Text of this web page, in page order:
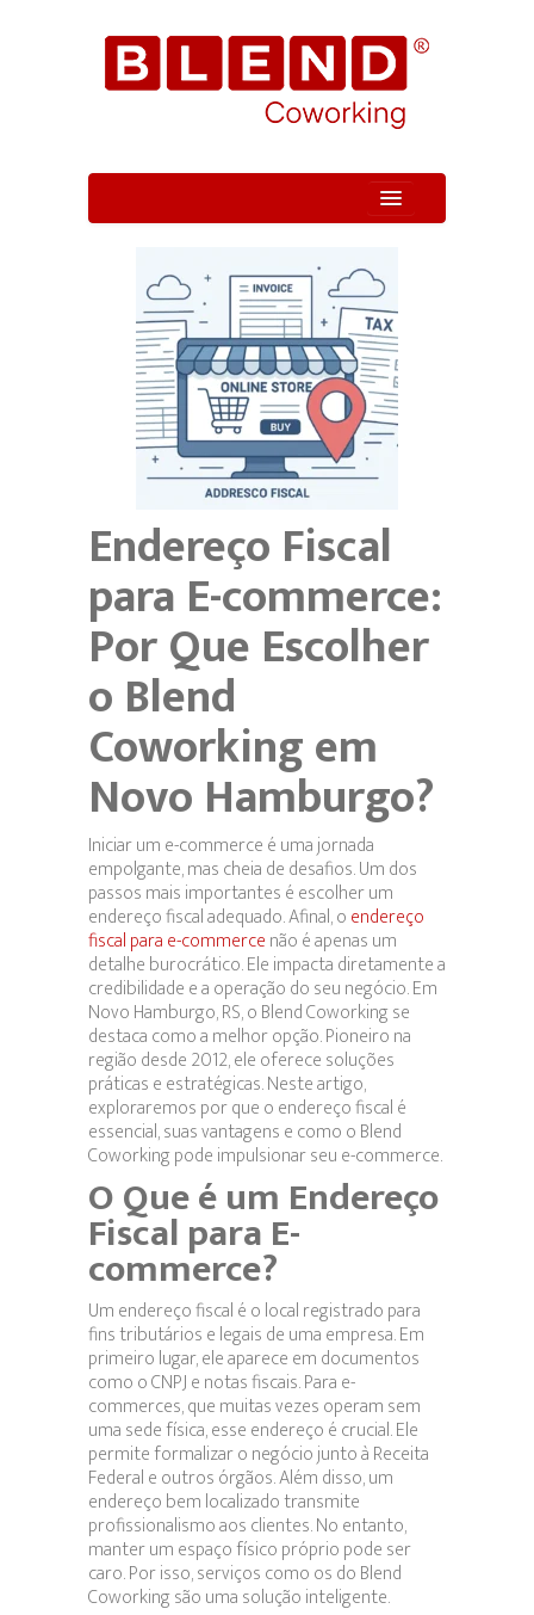
Unidade
Serviços
Endereço Fiscal
para E-commerce:
Por Que Escolher
o Blend
Coworking em
Novo Hamburgo?
Iniciar um e-commerce é uma jornada
empolgante, mas cheia de desafios. Um dos
passos mais importantes é escolher um
endereço fiscal adequado. Afinal, oendereço
fiscal para e-commercenão é apenas um
detalhe burocrático. Ele impacta diretamente a
credibilidade e a operação do seu negócio. Em
Novo Hamburgo, RS, o Blend Coworking se
destaca como a melhor opção. Pioneiro na
região desde 2012, ele oferece soluções
práticas e estratégicas. Neste artigo,
exploraremos por que o endereço fiscal é
essencial, suas vantagens e como o Blend
Coworking pode impulsionar seu e-commerce.
O Que é um Endereço
Fiscal para E-
commerce?
Um endereço fiscal é o local registrado para
fins tributários e legais de uma empresa. Em
primeiro lugar, ele aparece em documentos
como o CNPJ e notas fiscais. Para e-
commerces, que muitas vezes operam sem
uma sede física, esse endereço é crucial. Ele
permite formalizar o negócio junto à Receita
Federal e outros órgãos. Além disso, um
endereço bem localizado transmite
profissionalismo aos clientes. No entanto,
manter um espaço físico próprio pode ser
caro. Por isso, serviços como os do Blend
Coworking são uma solução inteligente.